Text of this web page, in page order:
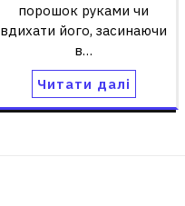
порошок руками чи
вдихати його, засинаючи
в…
Читати далі